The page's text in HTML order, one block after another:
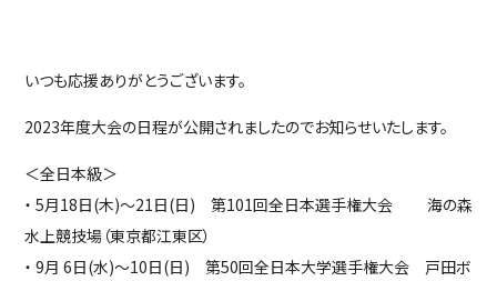
いつも応援ありがとうございます。
2023年度大会の日程が公開されましたのでお知らせいたします。
＜全日本級＞
・ 5月18日(木)～21日(日) 第101回全日本選手権大会 海の森
水上競技場（東京都江東区）
・ 9月 6日(水)～10日(日) 第50回全日本大学選手権大会 戸田ボ